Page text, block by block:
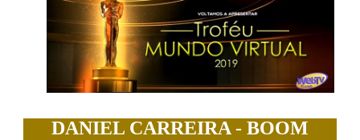
DANIEL CARREIRA - BOOM